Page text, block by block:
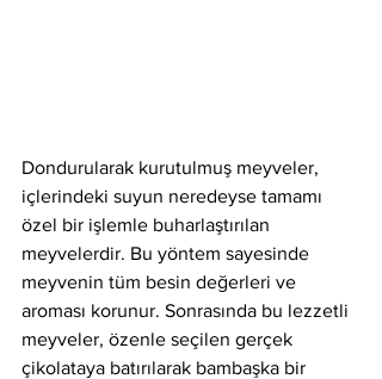
Dondurularak kurutulmuş meyveler,
içlerindeki suyun neredeyse tamamı
özel bir işlemle buharlaştırılan
meyvelerdir. Bu yöntem sayesinde
meyvenin tüm besin değerleri ve
aroması korunur. Sonrasında bu lezzetli
meyveler, özenle seçilen gerçek
çikolataya batırılarak bambaşka bir